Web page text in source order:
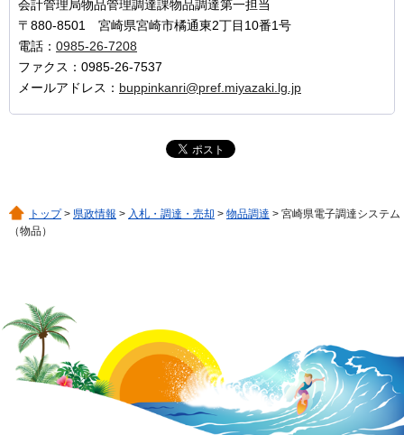
会計管理局物品管理調達課物品調達第一担当
〒880-8501 宮崎県宮崎市橘通東2丁目10番1号
電話： 0985-26-7208
ファクス：0985-26-7537
メールアドレス： buppinkanri@pref.miyazaki.lg.jp
トップ> 県政情報 > 入札・調達・売却 > 物品調達 > 宮崎県電子調達システム
（物品）